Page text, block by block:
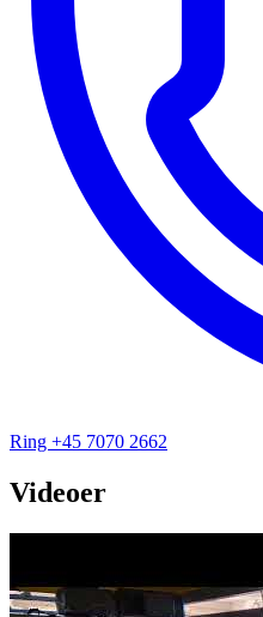
Ring +45 7070 2662
Videoer